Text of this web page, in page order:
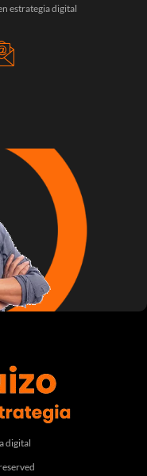
estrategia digital
digital